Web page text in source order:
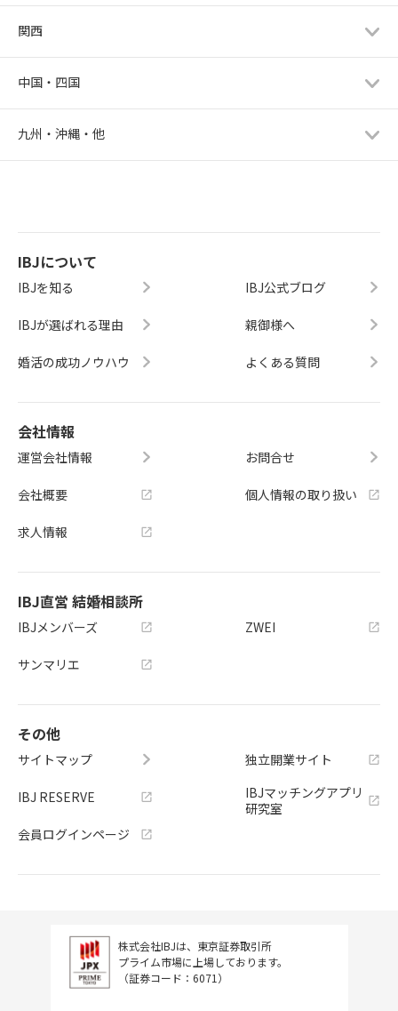
関西
中国・四国
九州・沖縄・他
IBJについて
IBJを知る
IBJが選ばれる理由
婚活の成功ノウハウ
IBJ公式ブログ
親御様へ
よくある質問
会社情報
運営会社情報
会社概要
求人情報
お問合せ
個人情報の取り扱い
IBJ直営 結婚相談所
IBJメンバーズ
サンマリエ
ZWEI
その他
サイトマップ
IBJ RESERVE
会員ログインページ
独立開業サイト
IBJマッチングアプリ
研究室
株式会社IBJは、東京証券取引所
プライム市場に上場しております。
（証券コード：6071）